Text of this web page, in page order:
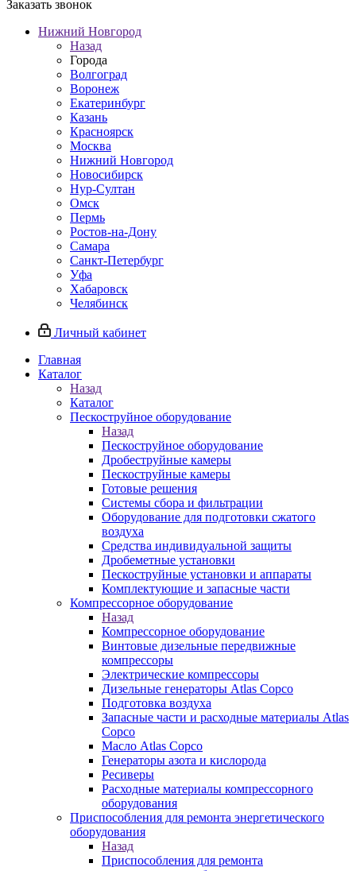
Заказать звонок
Нижний Новгород
Назад
Города
Волгоград
Воронеж
Екатеринбург
Казань
Красноярск
Москва
Нижний Новгород
Новосибирск
Нур-Султан
Омск
Пермь
Ростов-на-Дону
Самара
Санкт-Петербург
Уфа
Хабаровск
Челябинск
Личный кабинет
Главная
Каталог
Назад
Каталог
Пескоструйное оборудование
Назад
Пескоструйное оборудование
Дробеструйные камеры
Пескоструйные камеры
Готовые решения
Системы сбора и фильтрации
Оборудование для подготовки сжатого
воздуха
Средства индивидуальной защиты
Дробеметные установки
Пескоструйные установки и аппараты
Комплектующие и запасные части
Компрессорное оборудование
Назад
Компрессорное оборудование
Винтовые дизельные передвижные
компрессоры
Электрические компрессоры
Дизельные генераторы Atlas Copco
Подготовка воздуха
Запасные части и расходные материалы Atlas
Copco
Масло Atlas Copco
Генераторы азота и кислорода
Ресиверы
Расходные материалы компрессорного
оборудования
Приспособления для ремонта энергетического
оборудования
Назад
Приспособления для ремонта